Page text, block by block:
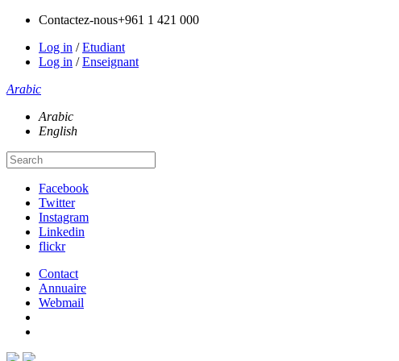
Contactez-nous+961 1 421 000
Log in /Etudiant
Log in /Enseignant
Arabic
Arabic
English
Facebook
Twitter
Instagram
Linkedin
flickr
Contact
Annuaire
Webmail